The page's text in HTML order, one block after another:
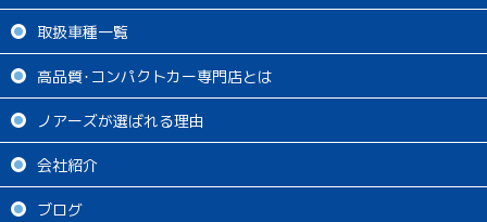
取扱車種一覧
高品質･コンパクトカー専門店とは
ノアーズが選ばれる理由
会社紹介
ブログ